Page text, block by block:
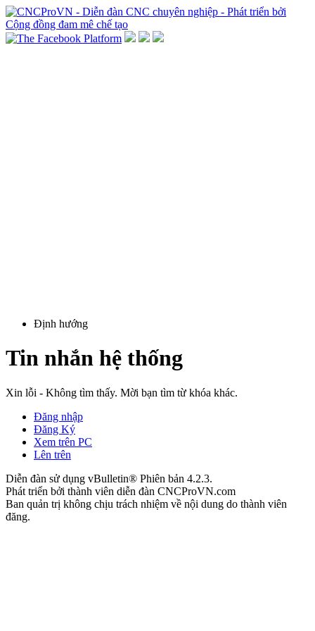
Định hướng
Tin nhắn hệ thống
Xin lỗi - Không tìm thấy. Mời bạn tìm từ khóa khác.
Đăng nhập
Đăng Ký
Xem trên PC
Lên trên
Diễn đàn sử dụng vBulletin® Phiên bản 4.2.3.
Phát triển bởi thành viên diễn đàn CNCProVN.com
Ban quản trị không chịu trách nhiệm về nội dung do thành viên
đăng.